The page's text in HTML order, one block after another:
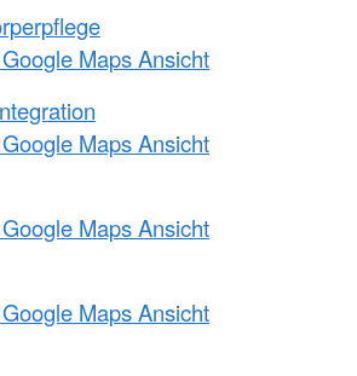
Maps Ansicht
Maps Ansicht
Maps Ansicht
Maps Ansicht